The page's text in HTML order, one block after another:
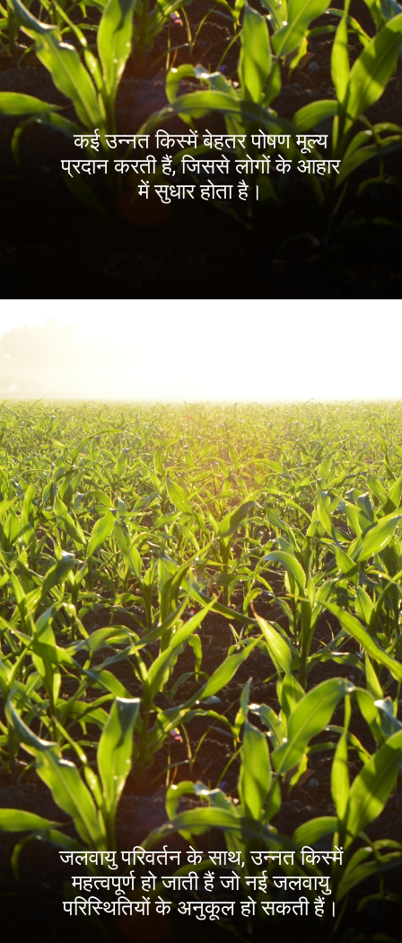
कई उन्नत किस्में बेहतर पोषण मूल्य
प्रदान करती हैं, जिससे लोगों के आहार
में सुधार होता है।
जलवायु परिवर्तन के साथ, उन्नत किस्में
महत्वपूर्ण हो जाती हैं जो नई जलवायु
परिस्थितियों के अनुकूल हो सकती हैं।